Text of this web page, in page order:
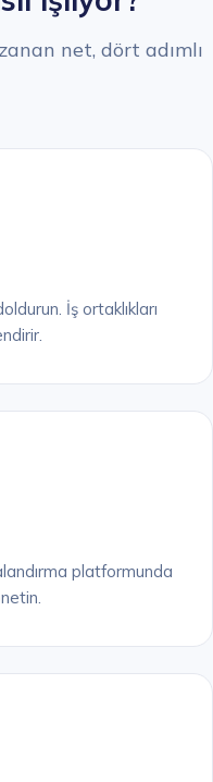
net, dört adımlı
İş ortaklıkları
platformunda